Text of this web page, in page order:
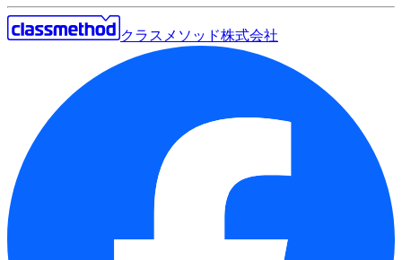
クラスメソッド株式会社